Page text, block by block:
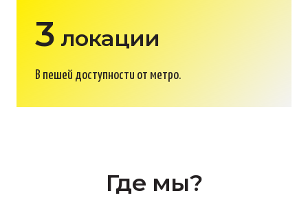
3 локации
В пешей доступности от метро.
Где мы?